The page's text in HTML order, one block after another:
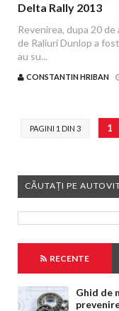
Delta Rally 2013
Revenirea, dupa 20
de Raliuri Dunlop a
au su...
CONSTANTIN HRIBAN
PAGINI 1 DIN 3 1
CĂUTAȚI PE
RECENTE
Ghid de